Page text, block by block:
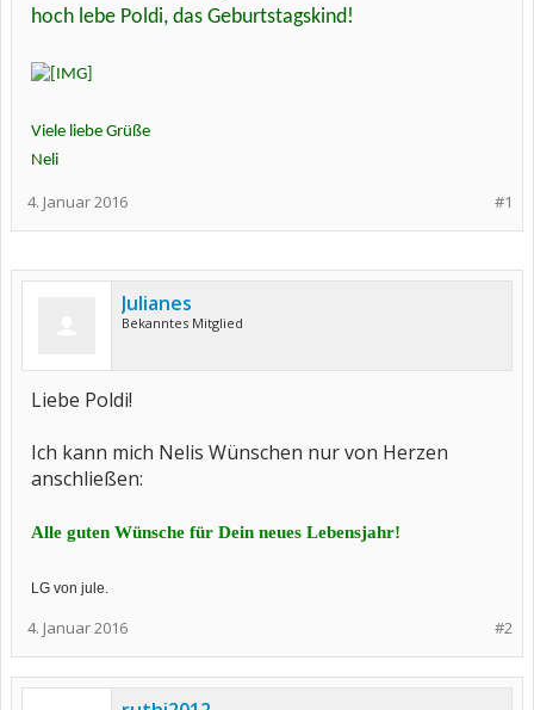
hoch lebe Poldi, das Geburtstagskind!
Viele liebe Grüße
Neli
#1
4. Januar 2016
Julianes
Bekanntes Mitglied
Liebe Poldi!
Ich kann mich Nelis Wünschen nur von Herzen
anschließen:
Alle guten Wünsche für Dein neues Lebensjahr!
LG von jule.
#2
4. Januar 2016